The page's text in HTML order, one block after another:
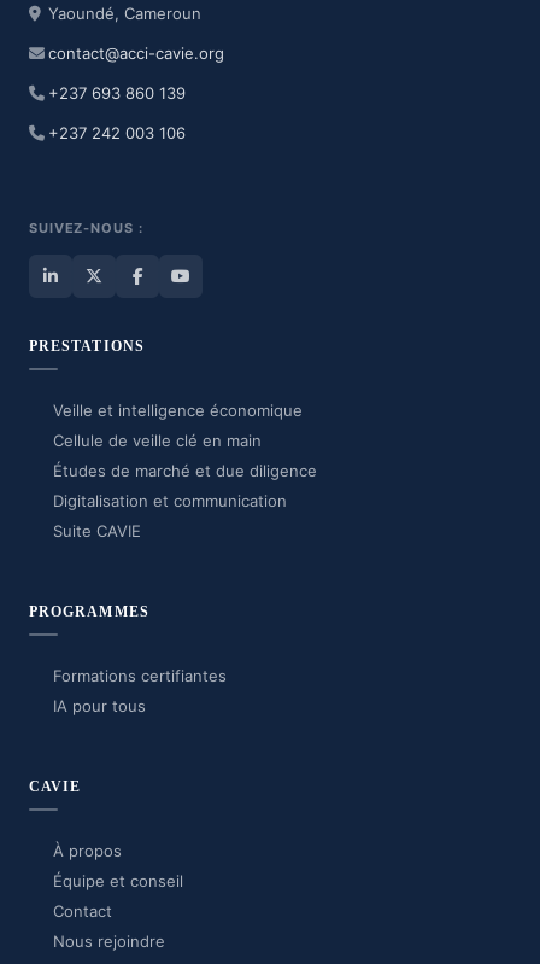
Yaoundé, Cameroun
contact@acci-cavie.org
+237 693 860 139
+237 242 003 106
SUIVEZ-NOUS :
PRESTATIONS
Veille et intelligence économique
Cellule de veille clé en main
Études de marché et due diligence
Digitalisation et communication
Suite CAVIE
PROGRAMMES
Formations certifiantes
IA pour tous
CAVIE
À propos
Équipe et conseil
Contact
Nous rejoindre